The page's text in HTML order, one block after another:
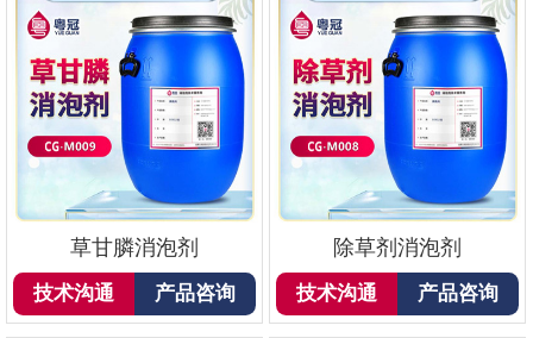
草甘膦消泡剂
技术沟通 产品咨询
除草剂消泡剂
技术沟通 产品咨询